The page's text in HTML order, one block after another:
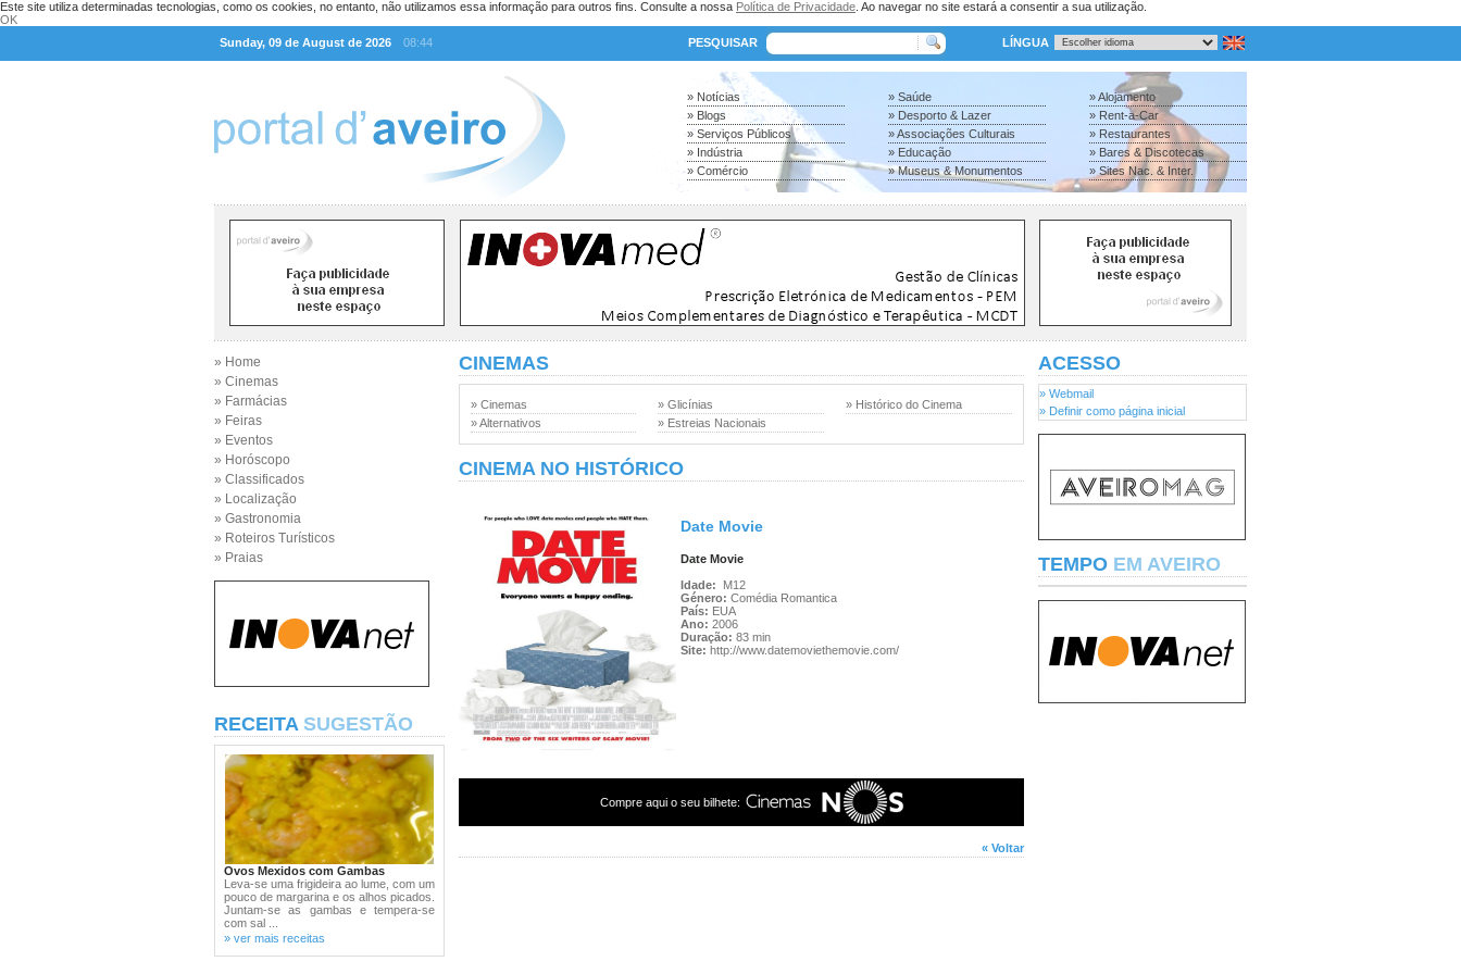
Este site utiliza determinadas tecnologias, como os cookies, no entanto, não utilizamos essa informação para outros fins. Consulte a nossa Política de Privacidade . Ao navegar no site estará a consentir a sua utilização.
OK
Sunday, 09 de August de 2026
08:44 PESQUISAR LÍNGUA
» Notícias
» Blogs
» Serviços Públicos
» Indústria
» Comércio
» Saúde
» Desporto & Lazer
» Associações Culturais
» Educação
» Museus & Monumentos
» Alojamento
» Rent-a-Car
» Restaurantes
» Bares & Discotecas
» Sites Nac. & Inter.
» Home
» Cinemas
» Farmácias
» Feiras
» Eventos
» Horóscopo
» Classificados
» Localização
» Gastronomia
» Roteiros Turísticos
» Praias
RECEITA SUGESTÃO
Ovos Mexidos com Gambas
Leva-se uma frigideira ao lume, com um
pouco de margarina e os alhos picados.
Juntam-se as gambas e tempera-se
com sal ...
» ver mais receitas
CINEMAS
» Cinemas
» Alternativos
» Glicínias
» Estreias Nacionais
» Histórico do Cinema
CINEMA NO HISTÓRICO
Date Movie
Date Movie
Idade:
M12
Género: Comédia Romantica
País: EUA
Ano: 2006
Duração: 83 min
Site: http://www.datemoviethemovie.com/
Compre aqui o seu bilhete:
« Voltar
ACESSO
» Webmail
» Definir como página inicial
TEMPO EM AVEIRO